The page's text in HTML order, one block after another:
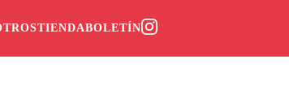
TIENDABOLETÍN